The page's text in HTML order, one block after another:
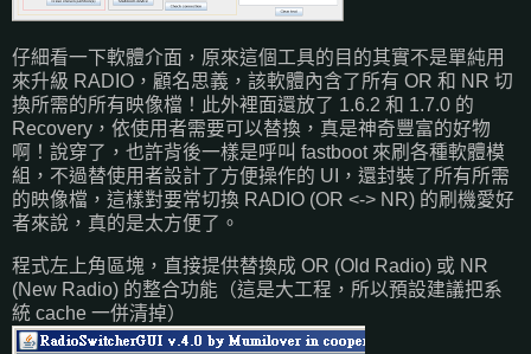
仔細看一下軟體介面，原來這個工具的目的其實不是單純用
來升級 RADIO，顧名思義，該軟體內含了所有 OR 和 NR 切
換所需的所有映像檔！此外裡面還放了 1.6.2 和 1.7.0 的
Recovery，依使用者需要可以替換，真是神奇豐富的好物
啊！說穿了，也許背後一樣是呼叫 fastboot 來刷各種軟體模
組，不過替使用者設計了方便操作的 UI，還封裝了所有所需
的映像檔，這樣對要常切換 RADIO (OR <-> NR) 的刷機愛好
者來說，真的是太方便了。
程式左上角區塊，直接提供替換成 OR (Old Radio) 或 NR
(New Radio) 的整合功能（這是大工程，所以預設建議把系
統 cache 一併清掉）